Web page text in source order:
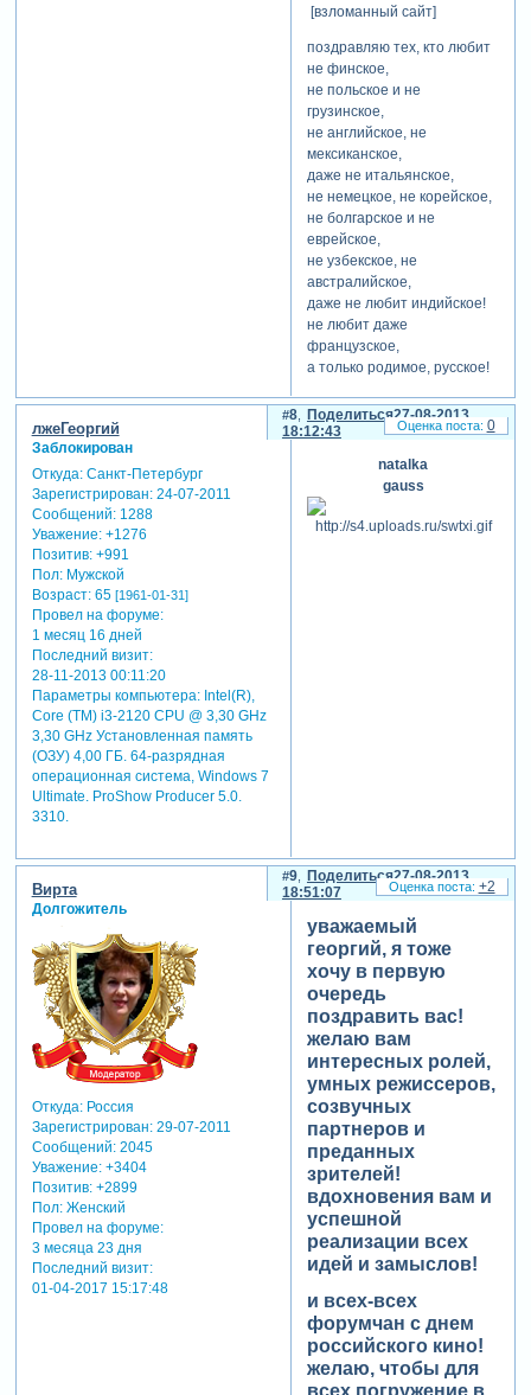
[взломанный сайт]
поздравляю тех, кто любит
не финское,
не польское и не
грузинское,
не английское, не
мексиканское,
даже не итальянское,
не немецкое, не корейское,
не болгарское и не
еврейское,
не узбекское, не
австралийское,
даже не любит индийское!
не любит даже
французское,
а только родимое, русское!
любит одно
родное, российское, наше
Поделиться
8
27-08-2013
18:12:43
лжеГеоргий
Заблокирован
Откуда:Санкт-Петербург
Зарегистрирован: 24-07-2011
Сообщений:1288
Уважение: +1276
Позитив: +991
Пол:Мужской
Возраст:65 [1961-01-31]
Провел на форуме:
1 месяц 16 дней
Последний визит:
28-11-2013 00:11:20
Параметры компьютера:Intel(R),
Core (TM) i3-2120 CPU @ 3,30 GHz
3,30 GHz Установленная память
(ОЗУ) 4,00 ГБ. 64-разрядная
операционная система, Windows 7
Ultimate. ProShow Producer 5.0.
3310.
natalka
gauss
0
Поделиться
9
27-08-2013
18:51:07
Вирта
Долгожитель
Откуда:Россия
Зарегистрирован: 29-07-2011
Сообщений:2045
Уважение: +3404
Позитив: +2899
Пол:Женский
Провел на форуме:
3 месяца 23 дня
Последний визит:
01-04-2017 15:17:48
уважаемый
георгий, я тоже
хочу в первую
очередь
поздравить вас!
желаю вам
интересных ролей,
умных режиссеров,
созвучных
партнеров и
преданных
зрителей!
вдохновения вам и
успешной
реализации всех
идей и замыслов!
и всех-всех
форумчан с днем
российского кино!
желаю, чтобы для
всех погружение в
+2